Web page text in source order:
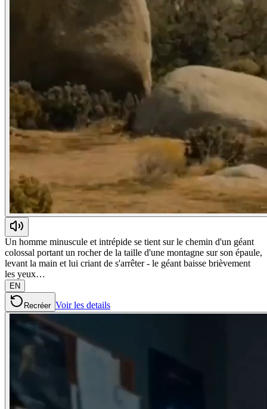
Un homme minuscule et intrépide se tient sur le chemin d'un géant
colossal portant un rocher de la taille d'une montagne sur son épaule,
levant la main et lui criant de s'arrêter - le géant baisse brièvement
les yeux…
EN
Recréer Voir les details